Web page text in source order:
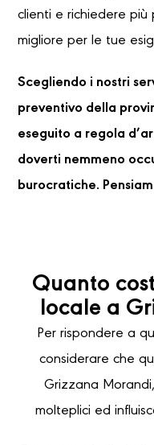
clienti e richiedere più
migliore per le tue
Scegliendo i nostri
preventivo della
eseguito a regola
doverti nemmeno
burocratiche.
Quanto
locale a
Per rispondere a
considerare che
Grizzana
molteplici ed